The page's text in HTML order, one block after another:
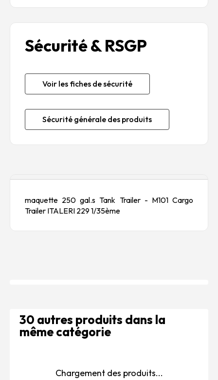
Sécurité & RSGP
Voir les fiches de sécurité
Sécurité générale des produits
maquette 250 gal.s Tank Trailer - M101 Cargo
Trailer ITALERI 229 1/35ème
30 autres produits dans la
même catégorie
Chargement des produits...